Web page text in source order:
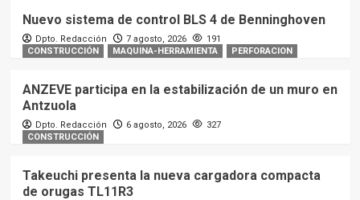
Nuevo sistema de control BLS 4 de Benninghoven
Dpto. Redacción 7 agosto, 2026
191
CONSTRUCCIÓN
MAQUINA-HERRAMIENTA PERFORACION
ANZEVE participa en la estabilización de un muro en
Antzuola
Dpto. Redacción 6 agosto, 2026
327
CONSTRUCCIÓN
Takeuchi presenta la nueva cargadora compacta
de orugas TL11R3